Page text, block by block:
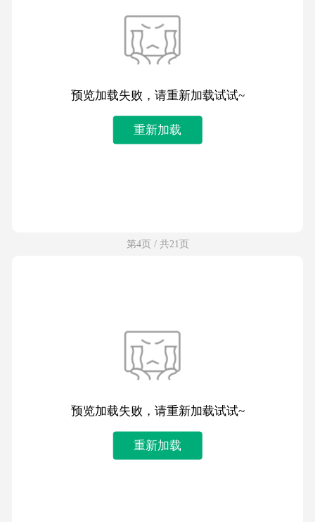
预览加载失败，请重新加载试试~
重新加载
第4页 / 共21页
预览加载失败，请重新加载试试~
重新加载